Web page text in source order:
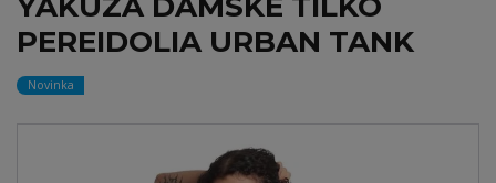
PEREIDOLIA URBAN TANK
Novinka